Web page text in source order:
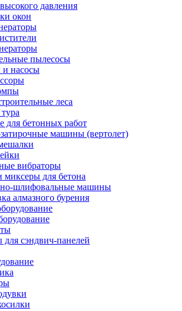
давления
окон
пылесосы
и насосы
леса
для бетонных работ
машины (вертолет)
вибраторы
миксеры для бетона
шлифовальные машины
алмазного бурения
для сэндвич-панелей